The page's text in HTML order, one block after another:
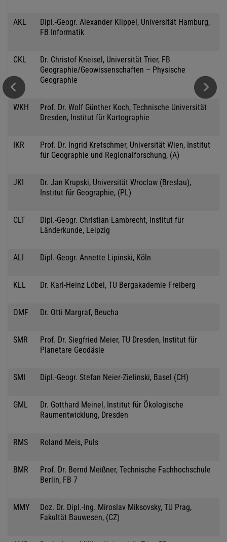
AKL
Dipl.-Geogr. Alexander Klippel, Universität Hamburg,
FB Informatik
CKL
Dr. Christof Kneisel, Universität Trier, FB
Geographie/Geowissenschaften – Physische
Geographie
WKH
Prof. Dr. Wolf Günther Koch, Technische Universität
Dresden, Institut für Kartographie
IKR
Prof. Dr. Ingrid Kretschmer, Universität Wien, Institut
für Geographie und Regionalforschung, (A)
JKI
Dr. Jan Krupski, Universität Wroclaw (Breslau),
Institut für Geographie, (PL)
CLT
Dipl.-Geogr. Christian Lambrecht, Institut für
Länderkunde, Leipzig
ALI Dipl.-Geogr. Annette Lipinski, Köln
KLL Dr. Karl-Heinz Löbel, TU Bergakademie Freiberg
OMF Dr. Otti Margraf, Beucha
SMR
Prof. Dr. Siegfried Meier, TU Dresden, Institut für
Planetare Geodäsie
SMI Dipl.-Geogr. Stefan Neier-Zielinski, Basel (CH)
GML
Dr. Gotthard Meinel, Institut für Ökologische
Raumentwicklung, Dresden
RMS Roland Meis, Puls
BMR
Prof. Dr. Bernd Meißner, Technische Fachhochschule
Berlin, FB 7
MMY
Doz. Dr. Dipl.-Ing. Miroslav Miksovsky, TU Prag,
Fakultät Bauwesen, (CZ)